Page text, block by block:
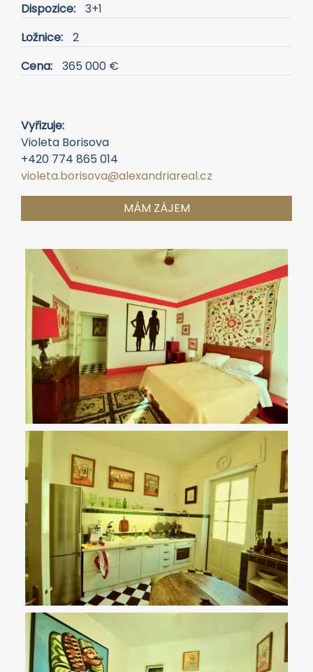
Dispozice:
3+1
Ložnice:
2
Cena:
365 000 €
Vyřizuje:
Violeta Borisova
+420 774 865 014
violeta.borisova@alexandriareal.cz
MÁM ZÁJEM